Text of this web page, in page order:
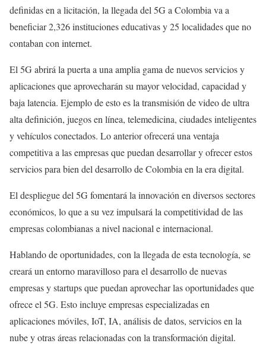
definidas en a licitación, la llegada del 5G a Colombia va a
beneficiar 2,326 instituciones educativas y 25 localidades que no
contaban con internet.
El 5G abrirá la puerta a una amplia gama de nuevos servicios y
aplicaciones que aprovecharán su mayor velocidad, capacidad y
baja latencia. Ejemplo de esto es la transmisión de video de ultra
alta definición, juegos en línea, telemedicina, ciudades inteligentes
y vehículos conectados. Lo anterior ofrecerá una ventaja
competitiva a las empresas que puedan desarrollar y ofrecer estos
servicios para bien del desarrollo de Colombia en la era digital.
El despliegue del 5G fomentará la innovación en diversos sectores
económicos, lo que a su vez impulsará la competitividad de las
empresas colombianas a nivel nacional e internacional.
Hablando de oportunidades, con la llegada de esta tecnología, se
creará un entorno maravilloso para el desarrollo de nuevas
empresas y startups que puedan aprovechar las oportunidades que
ofrece el 5G. Esto incluye empresas especializadas en
aplicaciones móviles, IoT, IA, análisis de datos, servicios en la
nube y otras áreas relacionadas con la transformación digital.